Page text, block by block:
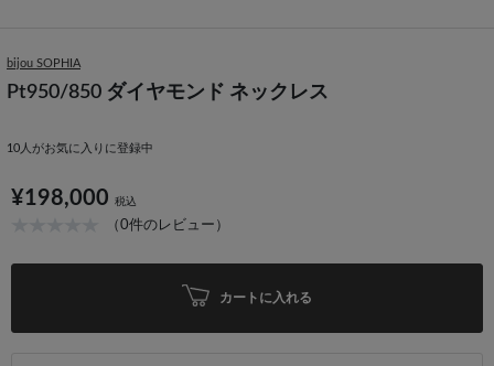
bijou SOPHIA
Pt950/850 ダイヤモンド ネックレス
10 人がお気に入りに登録中
¥198,000 税込
（0件のレビュー）
カートに入れる